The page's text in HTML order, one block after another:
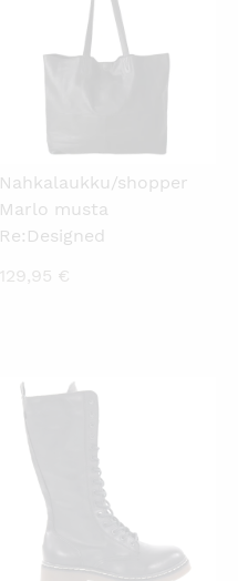
Nahkalaukku/shopper
Marlo musta
Re:Designed
129,95 €